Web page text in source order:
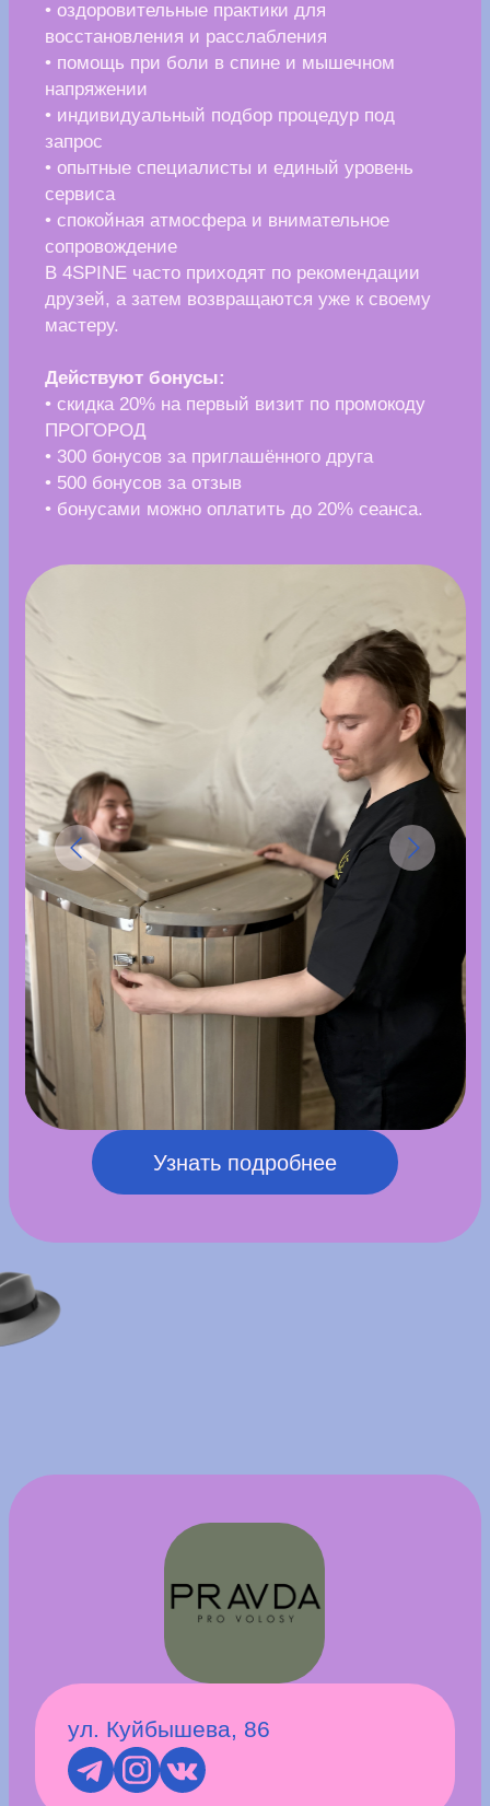
ул. Куйбышева, 86
в Перми, где перемены делают спокойно,
бережно и без страха «а вдруг не подойдёт».
Здесь не навязывают тренды, а помогают
подходит человеку — по стилю, чертам лица
и ощущению себя.
В салоне работают с мягкими
окрашиваниями без резких контрастов
и жёлтизны, подбирают стрижки под форму
естественный объём и ухоженный вид.
Преимущества:
• индивидуальный подбор цвета, длины
и формы стрижки
• сложные окрашивания: air touch, шатуш,
балаяж
• наращивание волос для объёма и длины
• укладки, макияж, брови и ресницы в одном
• спокойная атмосфера без спешки
• интерьер с мягким светом и зонами для
В Pravda pro volosy
за новым образом, но и за ощущением
уверенности в себе и удовольствия
от перемен.
Узнать подробнее